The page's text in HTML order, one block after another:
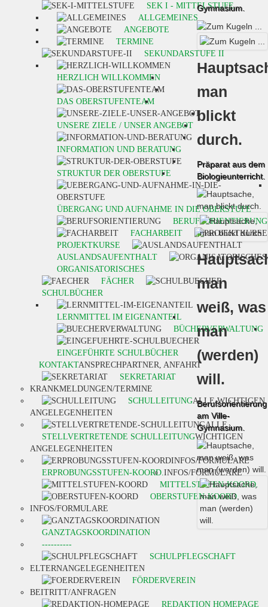
Gymnasium.
man
blickt
durch.
Präparat aus dem
Biologieunterricht.
man
weiß, was
man
(werden)
will.
Berufsorientierung
am Ville-
Gymnasium.
SEK I - MITTELSTUFE
ALLGEMEINES
ANGEBOTE
TERMINE
SEKUNDARSTUFE II
HERZLICH WILLKOMMEN
DAS OBERSTUFENTEAM
UNSERE ZIELE / UNSER ANGEBOT
INFORMATION UND BERATUNG
STRUKTUR DER OBERSTUFE
ÜBERGANG UND AUFNAHME IN DIE OBERSTUFE
BERUFSORIENTIERUNG
FACHARBEIT
PROJEKTKURSE
AUSLANDSAUFENTHALT
ORGANISATORISCHES
FÄCHER
SCHULBÜCHER
LERNMITTEL IM EIGENANTEIL
BÜCHERVERWALTUNG
EINGEFÜHRTE SCHULBÜCHER
KONTAKTANSPRECHPARTNER, ANFAHRT
SEKRETARIAT
KRANKMELDUNGEN/TERMINE
SCHULLEITUNGALLE WICHTIGEN
ANGELEGENHEITEN
STELLVERTRETENDE SCHULLEITUNG
ALLE
WICHTIGEN
ANGELEGENHEITEN
ERPROBUNGSSTUFEN-KOORD.
INFOS/FORMULARE
MITTELSTUFEN-KOORD.
INFOS/FORMULARE
OBERSTUFEN-KOORD.
INFOS/FORMULARE
GANZTAGSKOORDINATION
----------
SCHULPFLEGSCHAFT
ELTERNANGELEGENHEITEN
FÖRDERVEREIN
BEITRITT/ANFRAGEN
REDAKTION HOMEPAGE